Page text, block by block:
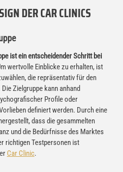
DER CAR CLINICS
ist ein entscheidender Schritt bei
wertvolle Einblicke zu erhalten, ist
die repräsentativ für den
Zielgruppe kann anhand
Profile oder
definiert werden. Durch eine
dass die gesammelten
und die Bedürfnisse des Marktes
richtigen Testpersonen ist
Car Clinic.